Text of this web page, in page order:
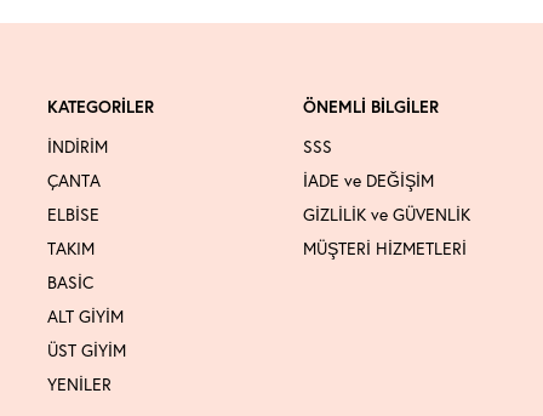
KATEGORİLER
İNDİRİM
ÇANTA
ELBİSE
TAKIM
BASİC
ALT GİYİM
ÜST GİYİM
YENİLER
ÖNEMLİ BİLGİLER
SSS
İADE ve DEĞİŞİM
GİZLİLİK ve GÜVENLİK
MÜŞTERİ HİZMETLERİ